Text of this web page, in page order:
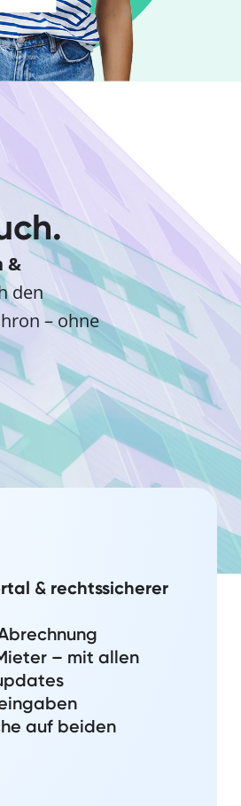
&
den
– ohne
& rechtssicherer
– mit allen
auf beiden